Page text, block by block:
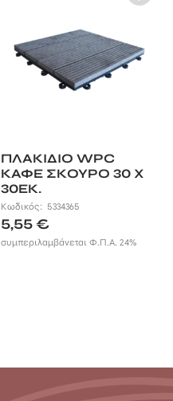
ΠΛΑΚΙΔΙΟ WPC
ΚΑΦΕ ΣΚΟΥΡΟ 30 X
30ΕΚ.
Κωδικός: 5334365
5,55€
συμπεριλαμβάνεται Φ.Π.Α. 24%